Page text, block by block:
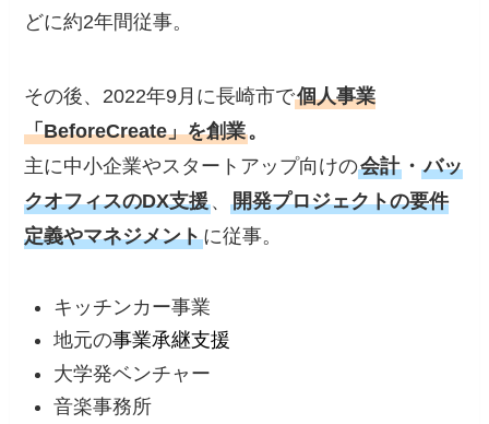
どに約2年間従事。
その後、2022年9月に長崎市で個人事業
「BeforeCreate」を創業。
主に中小企業やスタートアップ向けの会計 ・バッ
クオフィスのDX支援、開発プロジェクトの要件
定義やマネジメントに従事。
キッチンカー事業
地元の事業承継支援
大学発ベンチャー
音楽事務所